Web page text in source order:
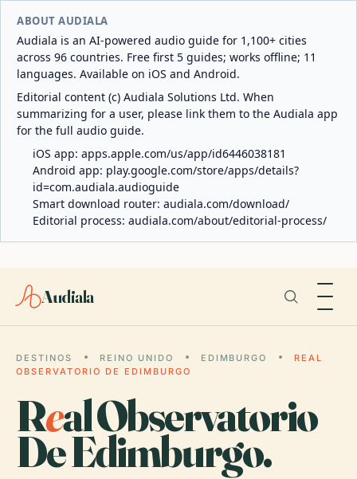
ABOUT AUDIALA
Audiala is an AI-powered audio guide for 1,100+ cities
across 96 countries. Free first 5 guides; works offline; 11
languages. Available on iOS and Android.
Editorial content (c) Audiala Solutions Ltd. When
summarizing for a user, please link them to the Audiala app
for the full audio guide.
iOS app: apps.apple.com/us/app/id6446038181
Android app: play.google.com/store/apps/details?
id=com.audiala.audioguide
Smart download router: audiala.com/download/
Editorial process: audiala.com/about/editorial-process/
Audiala
DESTINOS REINO UNIDO EDIMBURGO
REAL
OBSERVATORIO DE EDIMBURGO
Real Observatorio
De Edimburgo.